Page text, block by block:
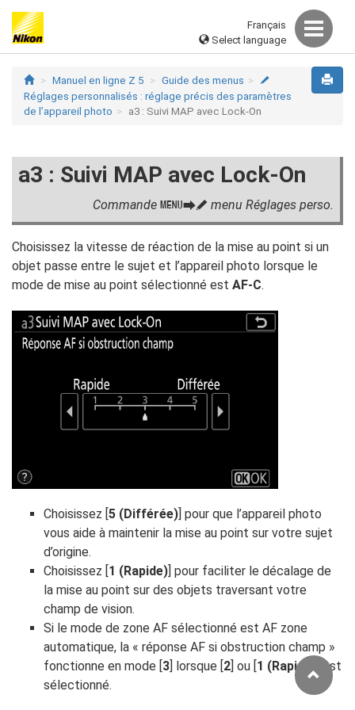
Français
Select language
Manuel en ligne Z 5 Guide des menus A
Réglages personnalisés : réglage précis des paramètres
de l’appareil photo
a3 : Suivi MAP avec Lock-On
a3 : Suivi MAP avec Lock-On
Commande GUA menu Réglages perso.
Choisissez la vitesse de réaction de la mise au point si un
objet passe entre le sujet et l’appareil photo lorsque le
mode de mise au point sélectionné est AF‑C.
Choisissez [5 (Différée)] pour que l’appareil photo
vous aide à maintenir la mise au point sur votre sujet
d’origine.
Choisissez [1 (Rapide)] pour faciliter le décalage de
la mise au point sur des objets traversant votre
champ de vision.
Si le mode de zone AF sélectionné est AF zone
automatique, la « réponse AF si obstruction champ »
fonctionne en mode [3] lorsque [2] ou [1 (Rapide)
] est
sélectionné.